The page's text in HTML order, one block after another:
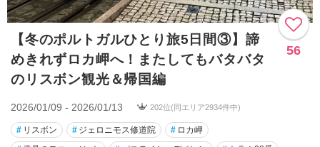
【冬のポルトガルひとり旅5日間③】諦
めきれずロカ岬へ！またしてもバタバタ
のリスボン観光＆帰国編
56
2026/01/09 - 2026/01/13 202位(同エリア2934件中)
# リスボン # ジェロニモス修道院 # ロカ岬